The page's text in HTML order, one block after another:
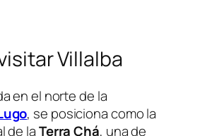
Villalba
en el norte de la
, se posiciona como la
de laTerra Chá, una de